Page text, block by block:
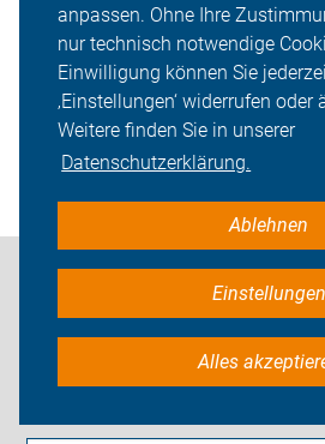
anpassen. Ohne Ihre
nur technisch notwendige
Einwilligung können Sie
‚Einstellungen‘ widerrufen oder
Weitere finden Sie in unserer
Datenschutzerklärung.
Ablehnen
Einstellungen
Alles
Gibt es vom ADFC
Radtouren für meine
Ich habe nicht
ich gesucht